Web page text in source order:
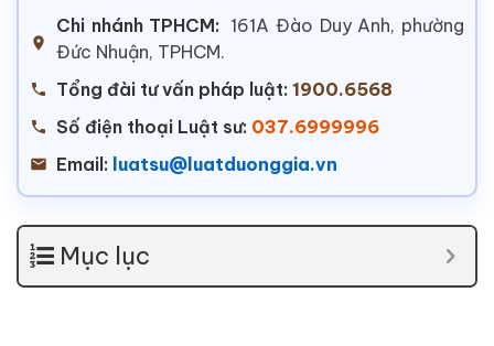
Chi nhánh TPHCM: 161A Đào Duy Anh, phường
Đức Nhuận, TPHCM.
Tổng đài tư vấn pháp luật: 1900.6568
Số điện thoại Luật sư: 037.6999996
Email: luatsu@luatduonggia.vn
Mục lục